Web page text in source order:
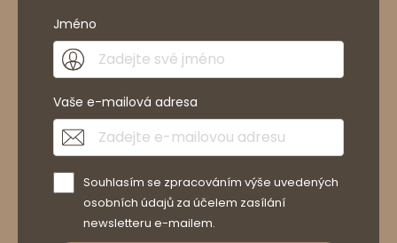
Jak sbíráme recenze?
Jméno
Vaše e-mailová adresa
Souhlasím se zpracováním výše uvedených
osobních údajů za účelem zasílání
newsletteru e-mailem.